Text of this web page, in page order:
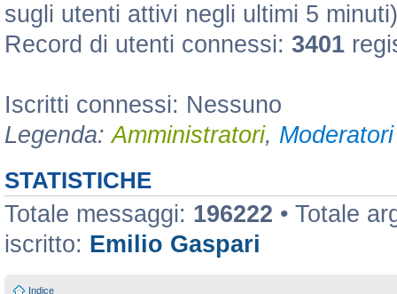
sugli utenti attivi negli ultimi 5 minuti)
Record di utenti connessi: 3401
Iscritti connessi: Nessuno
Legenda:Amministratori,
STATISTICHE
Totale messaggi: 196222 • Totale
iscritto: Emilio Gaspari
Indice